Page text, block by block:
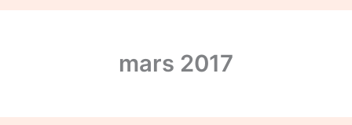
mars 2017